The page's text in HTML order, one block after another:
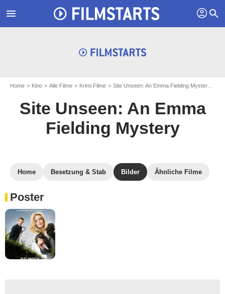
menu profil search
Home Kino Alle Filme Krimi Filme Site Unseen: An Emma Fielding Mystery
Site Unseen: An Emma
Fielding Mystery
Home Besetzung & Stab Bilder Ähnliche Filme
Poster